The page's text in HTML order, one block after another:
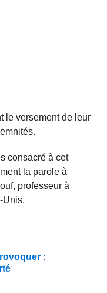
le versement de leur
consacré à cet
la parole à
professeur à
Unis.
: